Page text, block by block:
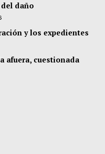
daño
y los expedientes
afuera, cuestionada